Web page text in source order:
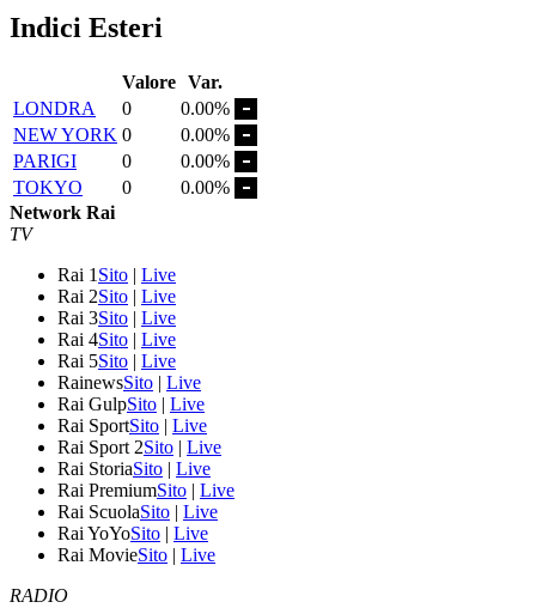
Indici Esteri
Valore Var.
LONDRA
0
0.00%
NEW YORK 0
0.00%
PARIGI
0
0.00%
TOKYO
0
0.00%
Network Rai
TV
Rai 1 Sito | Live
Rai 2Sito | Live
Rai 3Sito | Live
Rai 4Sito | Live
Rai 5Sito | Live
RainewsSito | Live
Rai GulpSito | Live
Rai SportSito | Live
Rai Sport 2Sito | Live
Rai StoriaSito | Live
Rai PremiumSito | Live
Rai ScuolaSito | Live
Rai YoYoSito | Live
Rai MovieSito | Live
RADIO